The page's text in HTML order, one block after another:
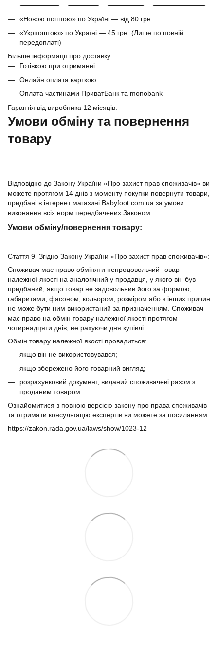
«Новою поштою» по Україні — від 80 грн.
«Укрпоштою» по Україні — 45 грн. (Лише по повній
передоплаті)
Більше інформації про доставку
Готівкою при отриманні
Онлайн оплата карткою
Оплата частинами ПриватБанк та monobank
Гарантія від виробника 12 місяців.
Умови обміну та повернення
товару
Відповідно до Закону України «Про захист прав споживачів» ви
можете протягом 14 днів з моменту покупки повернути товари,
придбані в інтернет магазині Babyfoot.com.ua за умови
виконання всіх норм передбачених Законом.
Умови обміну/повернення товару:
Стаття 9. Згідно Закону України «Про захист прав споживачів»:
Споживач має право обміняти непродовольчий товар
належної якості на аналогічний у продавця, у якого він був
придбаний, якщо товар не задовольнив його за формою,
габаритами, фасоном, кольором, розміром або з інших причин
не може бути ним використаний за призначенням. Споживач
має право на обмін товару належної якості протягом
чотирнадцяти днів, не рахуючи дня купівлі.
Обмін товару належної якості провадиться:
якщо він не використовувався;
якщо збережено його товарний вигляд;
розрахунковий документ, виданий споживачеві разом з
проданим товаром
Ознайомитися з повною версією закону про права споживачів
та отримати консультацію експертів ви можете за посиланням:
https://zakon.rada.gov.ua/laws/show/1023-12